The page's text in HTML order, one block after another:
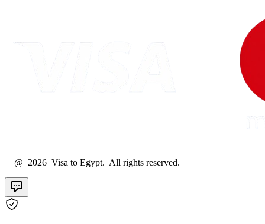
@ 2026 Visa to Egypt. All rights reserved.